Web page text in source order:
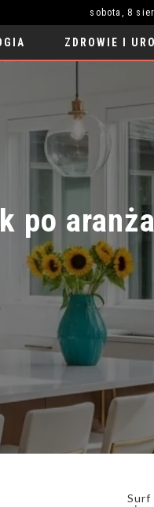
sobota, 8
ZDROWIE I
Surf